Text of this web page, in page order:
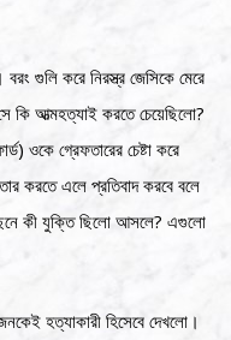
গুলি করে নিরস্ত্র জেসিকে মেরে
কি আত্মহত্যাই করতে চেয়েছিলো?
ওকে গ্রেফতারের চেষ্টা করে
করতে এলে প্রতিবাদ করবে বলে
কী যুক্তি ছিলো আসলে? এগুলো
হত্যাকারী হিসেবে দেখলো।